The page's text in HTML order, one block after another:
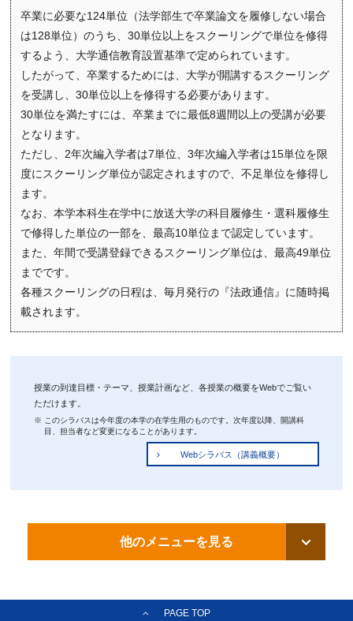
卒業に必要な124単位（法学部生で卒業論文を履修しない場合
は128単位）のうち、30単位以上をスクーリングで単位を修得
するよう、大学通信教育設置基準で定められています。
したがって、卒業するためには、大学が開講するスクーリング
を受講し、30単位以上を修得する必要があります。
30単位を満たすには、卒業までに最低8週間以上の受講が必要
となります。
ただし、2年次編入学者は7単位、3年次編入学者は15単位を限
度にスクーリング単位が認定されますので、不足単位を修得し
ます。
なお、本学本科生在学中に放送大学の科目履修生・選科履修生
で修得した単位の一部を、最高10単位まで認定しています。
また、年間で受講登録できるスクーリング単位は、最高49単位
までです。
各種スクーリングの日程は、毎月発行の『法政通信』に随時掲
載されます。
授業の到達目標・テーマ、授業計画など、各授業の概要をWebでご覧い
ただけます。
※ このシラバスは今年度の本学の在学生用のものです。次年度以降、開講科
目、担当者など変更になることがあります。
Webシラバス（講義概要）
他のメニューを見る
PAGE TOP